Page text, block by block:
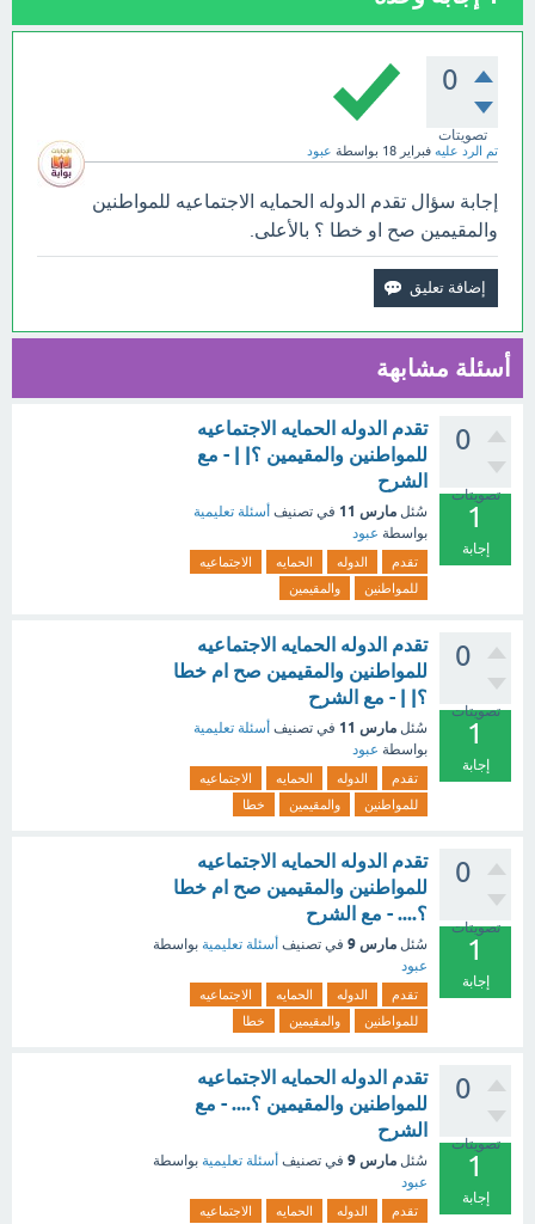
0
تصويتات
تم الرد عليه فبراير 18 بواسطة عبود
إجابة سؤال تقدم الدوله الحمايه الاجتماعيه للمواطنين
والمقيمين صح او خطا ؟ بالأعلى.
أسئلة مشابهة
0
تصويتات
1
إجابة
تقدم الدوله الحمايه الاجتماعيه
للمواطنين والمقيمين ؟| | - مع
الشرح
سُئل مارس 11 في تصنيف أسئلة تعليمية
بواسطة عبود
تقدم الدوله الحمايه
الاجتماعيه
للمواطنين
والمقيمين
0
تصويتات
1
إجابة
تقدم الدوله الحمايه الاجتماعيه
للمواطنين والمقيمين صح ام خطا
؟| | - مع الشرح
سُئل مارس 11 في تصنيف أسئلة تعليمية
بواسطة عبود
تقدم الدوله الحمايه
الاجتماعيه
للمواطنين
والمقيمين خطا
0
تصويتات
1
إجابة
تقدم الدوله الحمايه الاجتماعيه
للمواطنين والمقيمين صح ام خطا
؟.... - مع الشرح
سُئل مارس 9 في تصنيف أسئلة تعليمية بواسطة
عبود
تقدم الدوله الحمايه
الاجتماعيه
للمواطنين
والمقيمين خطا
0
تصويتات
1
إجابة
تقدم الدوله الحمايه الاجتماعيه
للمواطنين والمقيمين ؟.... - مع
الشرح
سُئل مارس 9 في تصنيف أسئلة تعليمية بواسطة
عبود
تقدم الدوله الحمايه
الاجتماعيه